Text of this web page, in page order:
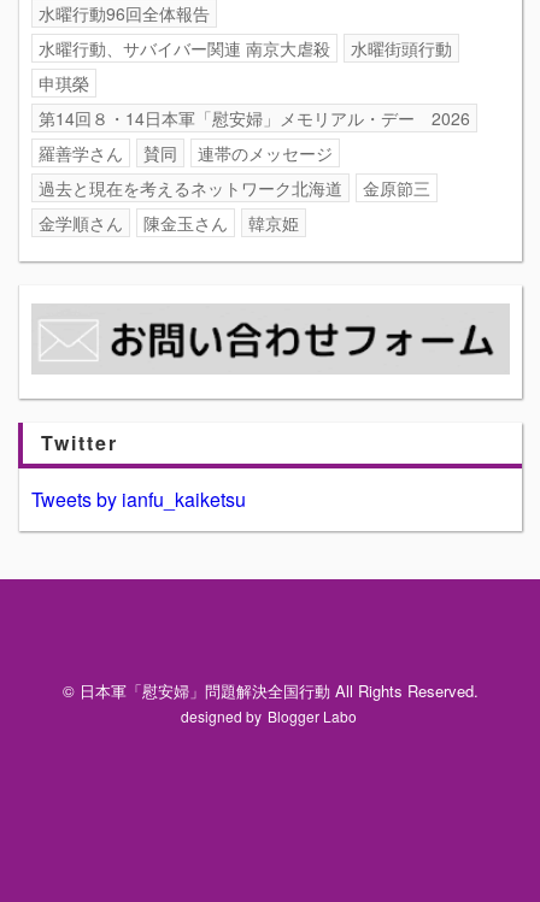
水曜行動96回全体報告
水曜行動、サバイバー関連 南京大虐殺
水曜街頭行動
申琪榮
第14回８・14日本軍「慰安婦」メモリアル・デー 2026
羅善学さん
賛同
連帯のメッセージ
過去と現在を考えるネットワーク北海道
金原節三
金学順さん
陳金玉さん 韓京姫
Twitter
Tweets by ianfu_kaiketsu
© 日本軍「慰安婦」問題解決全国行動 All Rights Reserved.
designed by Blogger Labo